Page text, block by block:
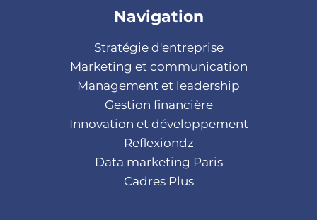
Navigation
Stratégie d'entreprise
Marketing et communication
Management et leadership
Gestion financière
Innovation et développement
Reflexiondz
Data marketing Paris
Cadres Plus